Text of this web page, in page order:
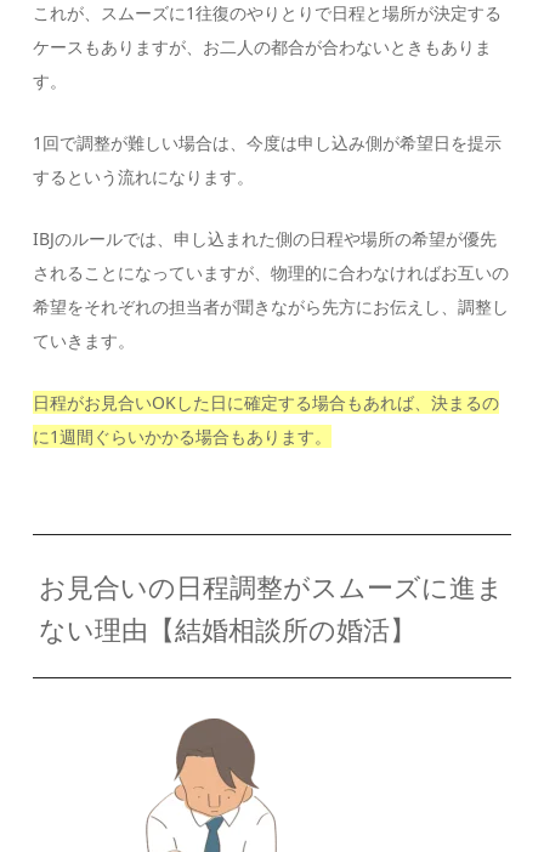
これが、スムーズに1往復のやりとりで日程と場所が決定する
ケースもありますが、お二人の都合が合わないときもありま
す。
1回で調整が難しい場合は、今度は申し込み側が希望日を提示
するという流れになります。
IBJのルールでは、申し込まれた側の日程や場所の希望が優先
されることになっていますが、物理的に合わなければお互いの
希望をそれぞれの担当者が聞きながら先方にお伝えし、調整し
ていきます。
日程がお見合いOKした日に確定する場合もあれば、決まるの
に1週間ぐらいかかる場合もあります。
お見合いの日程調整がスムーズに進ま
ない理由【結婚相談所の婚活】